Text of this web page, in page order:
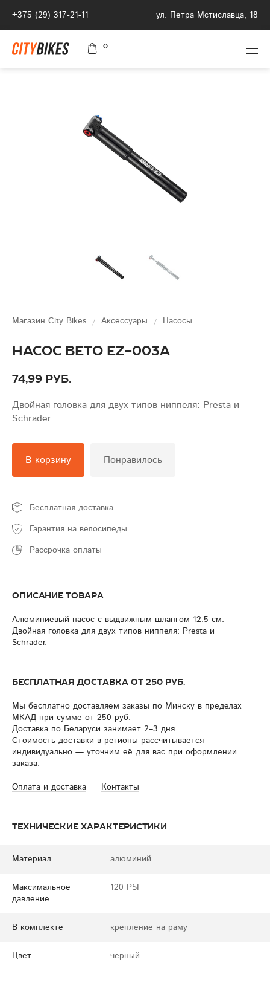
+375 (29) 317-21-11 ул. Петра Мстиславца, 18
0
Магазин City Bikes Аксессуары Насосы
Насос BETO EZ-003A
74,99 руб.
Двойная головка для двух типов ниппеля: Presta и
Schrader.
В корзину Понравилось
Бесплатная доставка
Гарантия на велосипеды
Рассрочка оплаты
Описание товара
Алюминиевый насос с выдвижным шлангом 12.5 см.
Двойная головка для двух типов ниппеля: Presta и
Schrader.
Бесплатная доставка от 250 руб.
Мы бесплатно доставляем заказы по Минску в пределах
МКАД при сумме от 250 руб.
Доставка по Беларуси занимает 2–3 дня.
Стоимость доставки в регионы рассчитывается
индивидуально — уточним её для вас при оформлении
заказа.
Оплата и доставка Контакты
Технические характеристики
Материал алюминий
Максимальное
давление
120 PSI
В комплекте крепление на раму
Цвет чёрный